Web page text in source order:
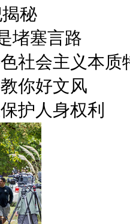
秘
堵塞言路
社会主义本质
你好文风
护人身权利